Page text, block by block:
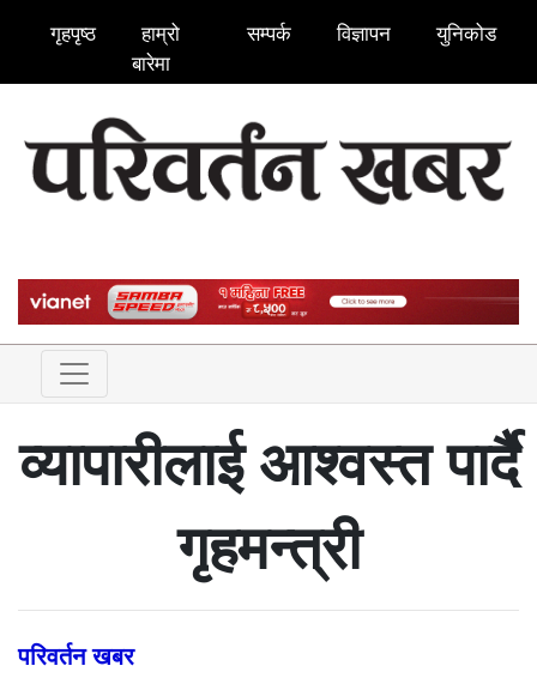
गृहपृष्ठ
हाम्रो
बारेमा
सम्पर्क विज्ञापन युनिकोड
व्यापारीलाई आश्वस्त पार्दै
गृहमन्त्री
परिवर्तन खबर